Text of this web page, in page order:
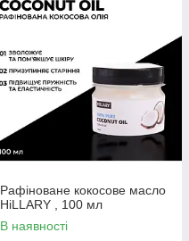
Рафіноване кокосове масло
HiLLARY , 100 мл
В наявності